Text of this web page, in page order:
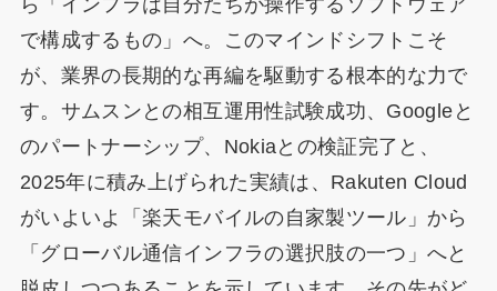
ら「インフラは自分たちが操作するソフトウェア
で構成するもの」へ。このマインドシフトこそ
が、業界の長期的な再編を駆動する根本的な力で
す。サムスンとの相互運用性試験成功、Googleと
のパートナーシップ、Nokiaとの検証完了と、
2025年に積み上げられた実績は、Rakuten Cloud
がいよいよ「楽天モバイルの自家製ツール」から
「グローバル通信インフラの選択肢の一つ」へと